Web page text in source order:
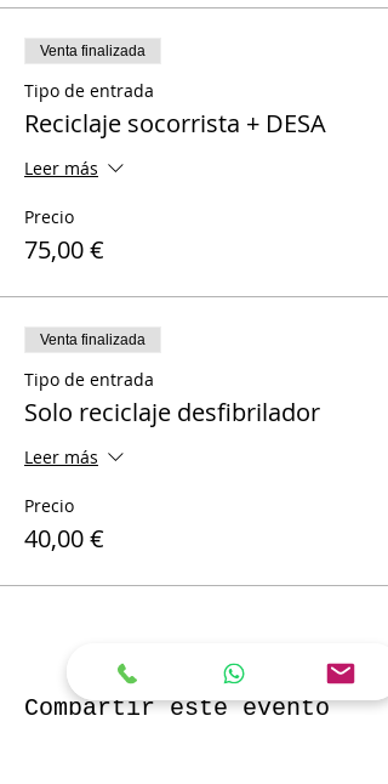
Venta finalizada
Tipo de entrada
Reciclaje socorrista + DESA
Leer más
Precio
75,00 €
Venta finalizada
Tipo de entrada
Solo reciclaje desfibrilador
Leer más
Precio
40,00 €
Compartir este evento